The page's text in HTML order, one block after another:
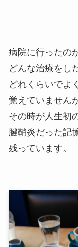
病院に行ったの
どんな治療をし
どれくらいでよ
覚えていません
その時が人生初
腱鞘炎だった記
残っています。